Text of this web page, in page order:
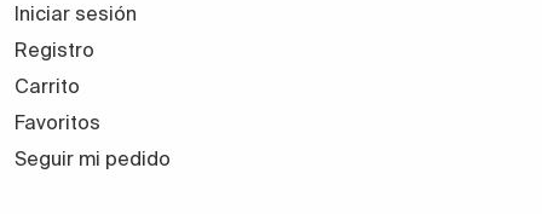
Iniciar sesión
Registro
Carrito
Favoritos
Seguir mi pedido